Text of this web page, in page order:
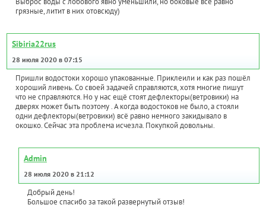
грязные, литит в них отовсюду)
Sibiria22rus
28 июля 2020 в 07:15
Пришли водостоки хорошо упакованные. Приклеили и как раз пошёл
хороший ливень. Со своей задачей справляются, хотя многие пишут
что не справляются. Но у нас ещё стоят дефлекторы(ветровики) на
дверях может быть поэтому . А когда водостоков не было, а стояли
одни дефлекторы(ветровики) всё равно немного закидывало в
окошко. Сейчас эта проблема исчезла. Покупкой довольны.
Admin
28 июля 2020 в 21:12
Добрый день!
Большое спасибо за такой развернутый отзыв!